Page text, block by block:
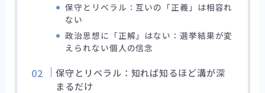
保守とリベラル：互いの「正義」は相容れ
ない
政治思想に「正解」はない：選挙結果が変
えられない個人の信念
保守とリベラル：知れば知るほど溝が深
まるだけ